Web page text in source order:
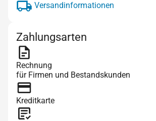
Versandinformationen
Zahlungsarten
Rechnung
für Firmen und Bestandskunden
Kreditkarte